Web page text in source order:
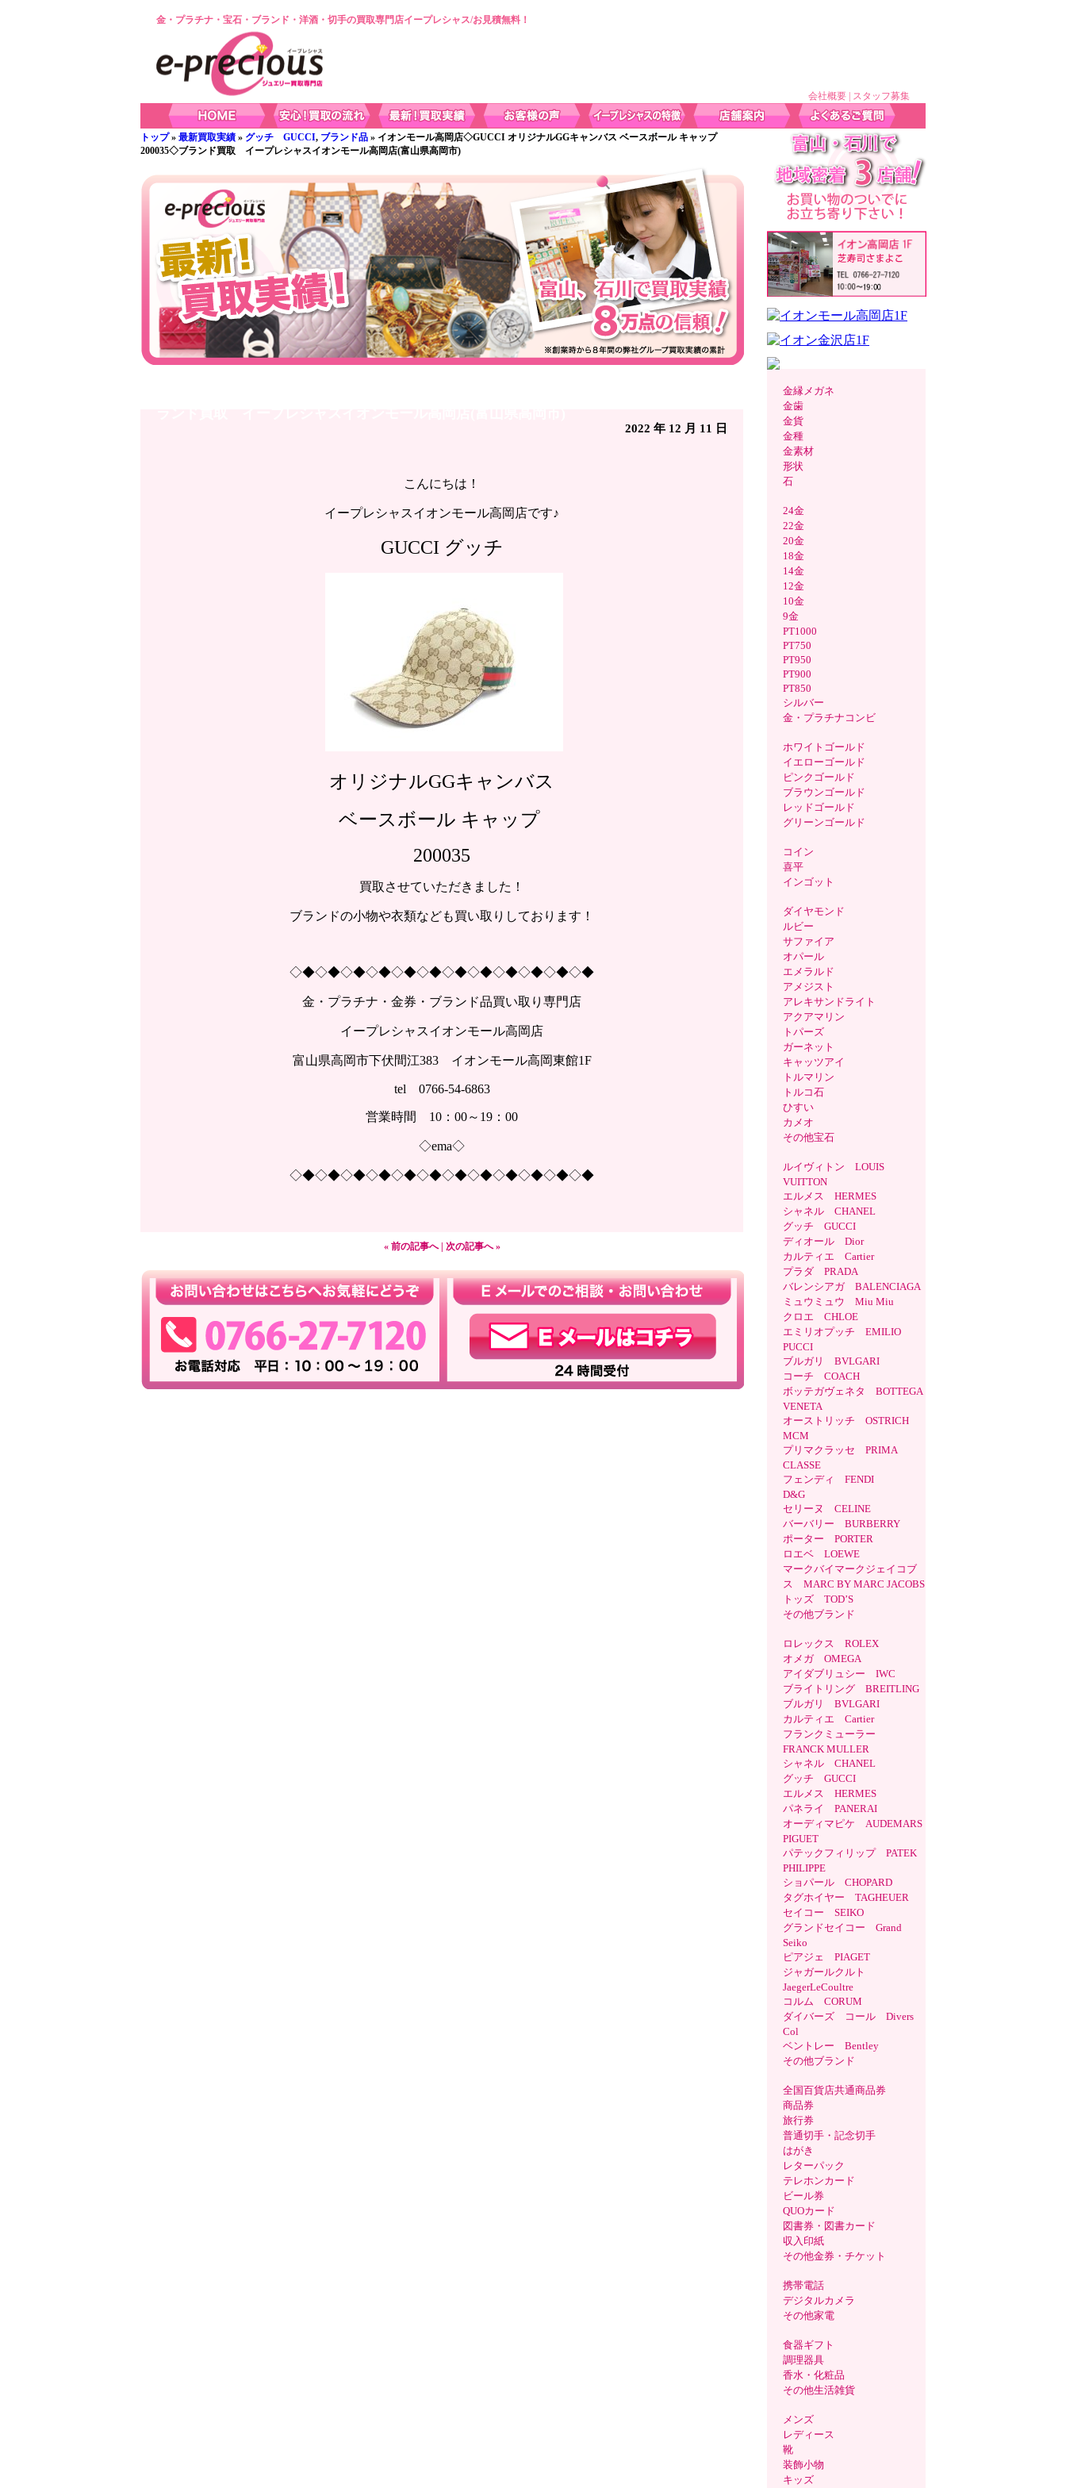
金・プラチナ・宝石・ブランド・洋酒・切手の買取専門店イープレシャス/お見積無料！
会社概要 スタッフ募集
トップ» 最新買取実績 » グッチ GUCCI, ブランド品 » イオンモール高岡店◇GUCCI オリジナルGGキャンバス ベースボール キャップ
200035◇ブランド買取 イープレシャスイオンモール高岡店(富山県高岡市)
2022 年 12 月 11 日
こんにちは！
イープレシャスイオンモール高岡店です♪
GUCCI グッチ
オリジナルGGキャンバス
ベースボール キャップ
200035
買取させていただきました！
ブランドの小物や衣類なども買い取りしております！
◇◆◇◆◇◆◇◆◇◆◇◆◇◆◇◆◇◆◇◆◇◆◇◆
金・プラチナ・金券・ブランド品買い取り専門店
イープレシャスイオンモール高岡店
富山県高岡市下伏間江383 イオンモール高岡東館1F
tel 0766-54-6863
営業時間 10：00～19：00
◇ema◇
◇◆◇◆◇◆◇◆◇◆◇◆◇◆◇◆◇◆◇◆◇◆◇◆
« 前の記事へ| 次の記事へ »
金縁メガネ
金歯
金貨
金種
金素材
形状
石
24金
22金
20金
18金
14金
12金
10金
9金
PT1000
PT750
PT950
PT900
PT850
シルバー
金・プラチナコンビ
ホワイトゴールド
イエローゴールド
ピンクゴールド
ブラウンゴールド
レッドゴールド
グリーンゴールド
コイン
喜平
インゴット
ダイヤモンド
ルビー
サファイア
オパール
エメラルド
アメジスト
アレキサンドライト
アクアマリン
トパーズ
ガーネット
キャッツアイ
トルマリン
トルコ石
ひすい
カメオ
その他宝石
ルイヴィトン LOUIS
VUITTON
エルメス HERMES
シャネル CHANEL
グッチ GUCCI
ディオール Dior
カルティエ Cartier
プラダ PRADA
バレンシアガ BALENCIAGA
ミュウミュウ Miu Miu
クロエ CHLOE
エミリオプッチ EMILIO
PUCCI
ブルガリ BVLGARI
コーチ COACH
ボッテガヴェネタ BOTTEGA
VENETA
オーストリッチ OSTRICH
MCM
プリマクラッセ PRIMA
CLASSE
フェンディ FENDI
D&G
セリーヌ CELINE
バーバリー BURBERRY
ポーター PORTER
ロエベ LOEWE
マークバイマークジェイコブ
ス MARC BY MARC JACOBS
トッズ TOD’S
その他ブランド
ロレックス ROLEX
オメガ OMEGA
アイダブリュシー IWC
ブライトリング BREITLING
ブルガリ BVLGARI
カルティエ Cartier
フランクミューラー
FRANCK MULLER
シャネル CHANEL
グッチ GUCCI
エルメス HERMES
パネライ PANERAI
オーディマピケ AUDEMARS
PIGUET
パテックフィリップ PATEK
PHILIPPE
ショパール CHOPARD
タグホイヤー TAGHEUER
セイコー SEIKO
グランドセイコー Grand
Seiko
ピアジェ PIAGET
ジャガールクルト
JaegerLeCoultre
コルム CORUM
ダイバーズ コール Divers
Col
ベントレー Bentley
その他ブランド
全国百貨店共通商品券
商品券
旅行券
普通切手・記念切手
はがき
レターパック
テレホンカード
ビール券
QUOカード
図書券・図書カード
収入印紙
その他金券・チケット
携帯電話
デジタルカメラ
その他家電
食器ギフト
調理器具
香水・化粧品
その他生活雑貨
メンズ
レディース
靴
装飾小物
キッズ